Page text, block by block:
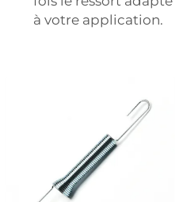
à votre application.